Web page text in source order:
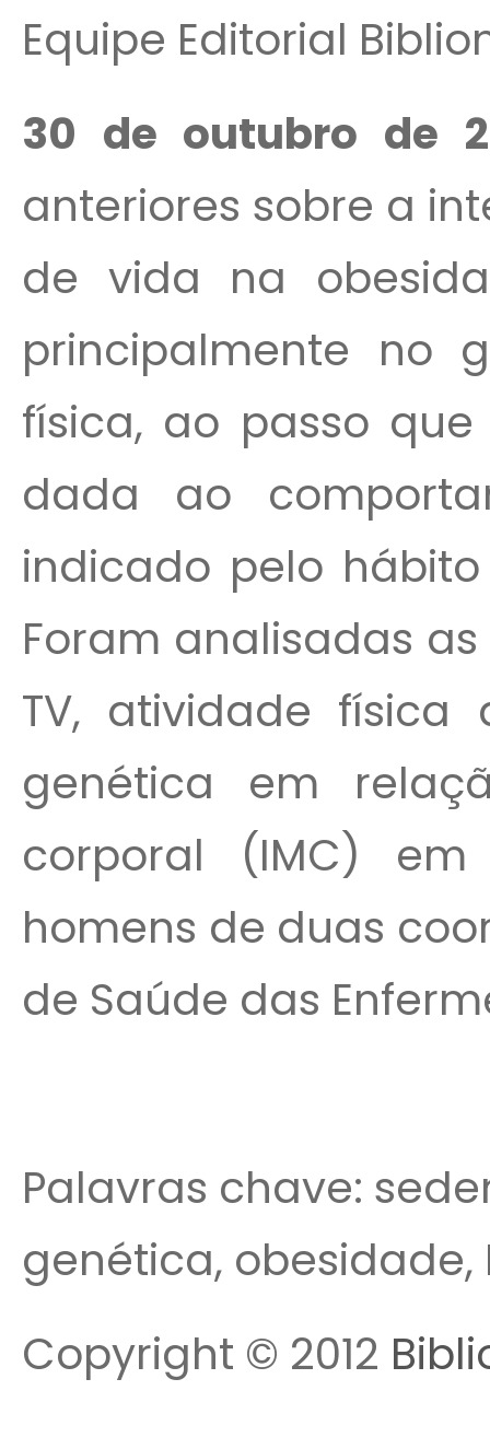
Equipe Editorial
30 de outubro de
anteriores sobre a
de vida na
principalmente no
física, ao passo
dada ao
indicado pelo
Foram analisadas
TV, atividade física
genética em
corporal (IMC)
homens de duas
de Saúde das
Palavras chave:
genética,
Copyright © 2012